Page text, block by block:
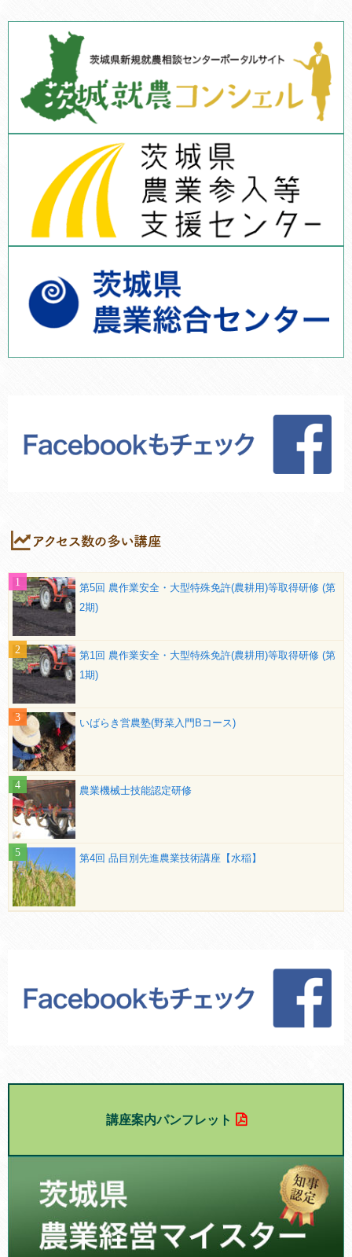
第5回 農作業安全・大型特殊免許(農耕用)等取得研修 (第
2期)
第1回 農作業安全・大型特殊免許(農耕用)等取得研修 (第
1期)
いばらき営農塾(野菜入門Bコース)
農業機械士技能認定研修
第4回 品目別先進農業技術講座【水稲】
講座案内パンフレット